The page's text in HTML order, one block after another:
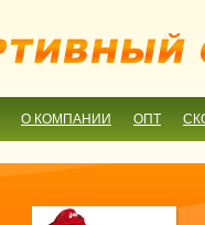
О КОМПАНИИ ОПТ